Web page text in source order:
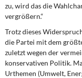
zu, wird das die
vergrößern.“
Trotz dieses
die Partei mit dem
zuletzt wegen der
konservativen Politik.
Urthemen (Umwelt,